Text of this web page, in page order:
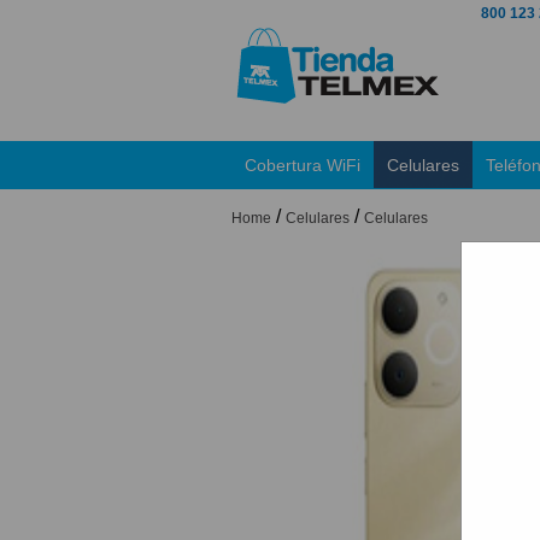
800 123
Cobertura WiFi Celulares
Home / Celulares / Celulares